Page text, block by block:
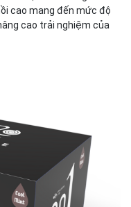
cao mang đến mức độ
cao trải nghiệm của